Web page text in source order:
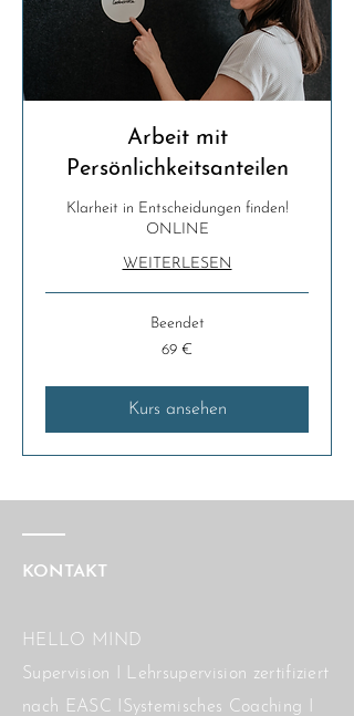
Arbeit mit
Persönlichkeitsanteilen
Klarheit in Entscheidungen finden!
ONLINE
WEITERLESEN
Beendet
69 €
Kurs ansehen
KONTAKT
HELLO MIND
Supervision I Lehrsupervision zertifiziert
nach EASC ISystemisches Coaching I